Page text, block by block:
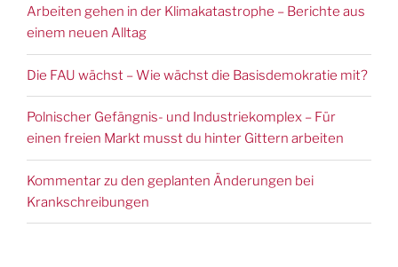
Arbeiten gehen in der Klimakatastrophe – Berichte aus
einem neuen Alltag
Die FAU wächst – Wie wächst die Basisdemokratie mit?
Polnischer Gefängnis- und Industriekomplex – Für
einen freien Markt musst du hinter Gittern arbeiten
Kommentar zu den geplanten Änderungen bei
Krankschreibungen